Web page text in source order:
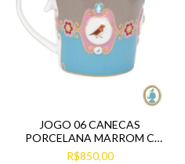
JOGO 06 CANECAS
PORCELANA MARROM C
AZUL BIRD
R$850,00